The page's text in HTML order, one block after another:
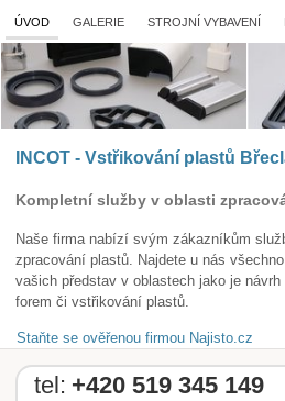
ÚVOD GALERIE STROJNÍ VYBAVENÍ
INCOT - Vstřikování plastů
Kompletní služby v oblasti
Naše firma nabízí svým zákazníkům
zpracování plastů. Najdete u nás
vašich představ v oblastech jako je
forem či vstřikování plastů.
Staňte se ověřenou firmou Najisto.cz
tel: +420 519 345 149